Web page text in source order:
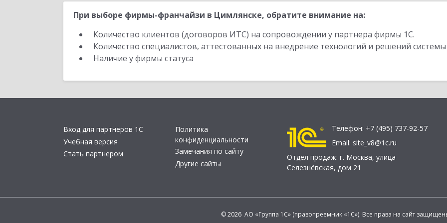
При выборе фирмы-франчайзи в Цимлянске, обратите внимание на:
Количество клиентов (договоров ИТС) на сопровождении у партнера фирмы 1С.
Количество специалистов, аттестованных на внедрение технологий и решений
Наличие у фирмы статуса
Вход для партнеров 1С
Учебная версия
Стать партнером
Политика
конфиденциальности
Замечания по сайту
Другие сайты
Телефон: +7 (495) 737-92-57
Email: site_v8@1c.ru
Отдел продаж: г. Москва, улица
Селезнёвская, дом 21
© 2026 АО «Группа 1С» (правопреемник «1С»). Все права на сайт